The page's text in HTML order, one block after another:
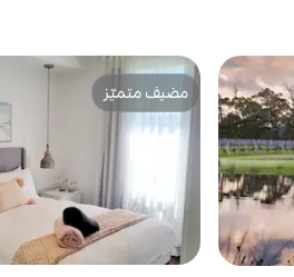
مضيف متميّز
مضيف متميّز